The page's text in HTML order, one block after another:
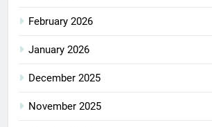
February 2026
January 2026
December 2025
November 2025